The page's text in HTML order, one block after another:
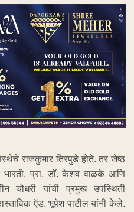
राजकुमार तिरपुडे होते. तर जेष्ठ
प्रा. डॉ. केशव वाळके आणि
चौधरी यांची प्रमुख उपस्थिती
ऍड. भूपेश पाटील यांनी केले.